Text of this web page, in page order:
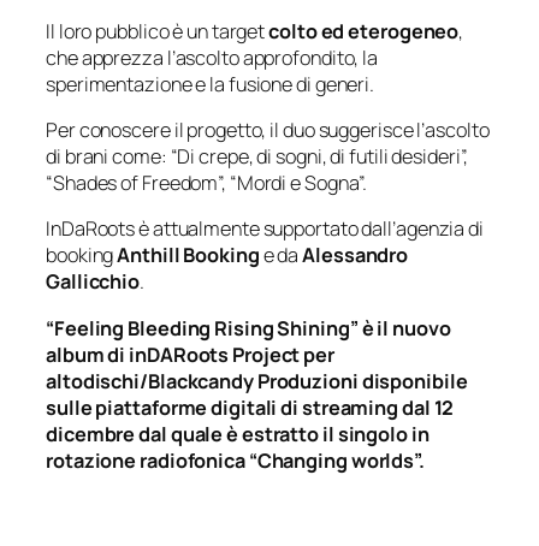
Il loro pubblico è un targetcolto ed eterogeneo,
che apprezza l’ascolto approfondito, la
sperimentazione e la fusione di generi.
Per conoscere il progetto, il duo suggerisce l’ascolto
di brani come: “Di crepe, di sogni, di futili desideri”,
“Shades of Freedom”, “Mordi e Sogna”.
InDaRoots è attualmente supportato dall’agenzia di
bookingAnthill Bookinge daAlessandro
Gallicchio.
“Feeling Bleeding Rising Shining” è il nuovo
album di inDARoots Project per
altodischi/Blackcandy Produzioni disponibile
sulle piattaforme digitali di streaming dal 12
dicembre dal quale è estratto il singolo in
rotazione radiofonica “Changing worlds”.